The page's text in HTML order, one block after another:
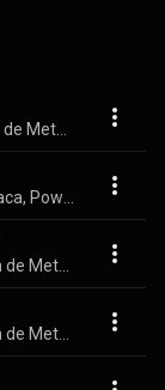
Corazón de Metal, Corazón Inmortal
Corazón de Metal, Corazón Inmortal